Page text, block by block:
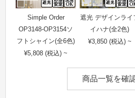
Simple Order
OP3148-OP3154ソ
フトシャイン(全6色)
¥5,808 (税込) ~
遮光 デザインライ
イハナ(全2色)
¥3,850 (税込) ~
商品一覧を確